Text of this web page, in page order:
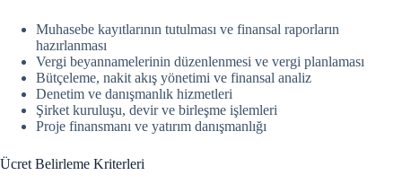
Muhasebe kayıtlarının tutulması ve finansal raporların
hazırlanması
Vergi beyannamelerinin düzenlenmesi ve vergi planlaması
Bütçeleme, nakit akış yönetimi ve finansal analiz
Denetim ve danışmanlık hizmetleri
Şirket kuruluşu, devir ve birleşme işlemleri
Proje finansmanı ve yatırım danışmanlığı
Ücret Belirleme Kriterleri